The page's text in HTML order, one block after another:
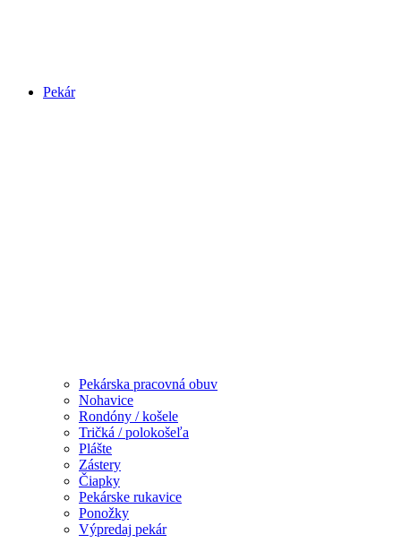
Pekár
Pekárska pracovná obuv
Nohavice
Rondóny / košele
Tričká / polokošeľa
Plášte
Zástery
Čiapky
Pekárske rukavice
Ponožky
Výpredaj pekár